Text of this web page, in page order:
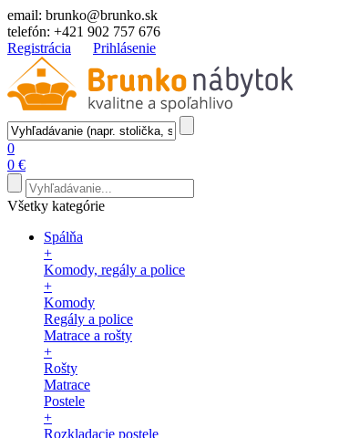
email: brunko@brunko.sk
telefón: +421 902 757 676
Registrácia
Prihlásenie
0
0 €
Všetky kategórie
Spálňa
+
Komody, regály a police
+
Komody
Regály a police
Matrace a rošty
+
Rošty
Matrace
Postele
+
Rozkladacie postele